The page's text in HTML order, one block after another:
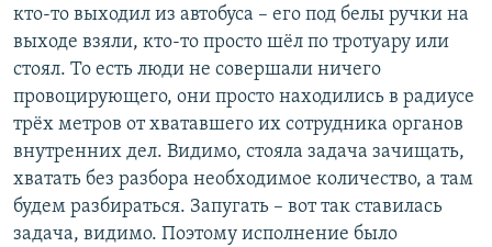
кто-то выходил из автобуса – его под белы ручки на
выходе взяли, кто-то просто шёл по тротуару или
стоял. То есть люди не совершали ничего
провоцирующего, они просто находились в радиусе
трёх метров от хватавшего их сотрудника органов
внутренних дел. Видимо, стояла задача зачищать,
хватать без разбора необходимое количество, а там
будем разбираться. Запугать – вот так ставилась
задача, видимо. Поэтому исполнение было